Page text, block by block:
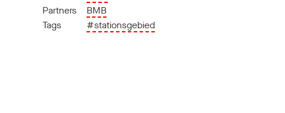
Partners
BMB
Tags
#stationsgebied